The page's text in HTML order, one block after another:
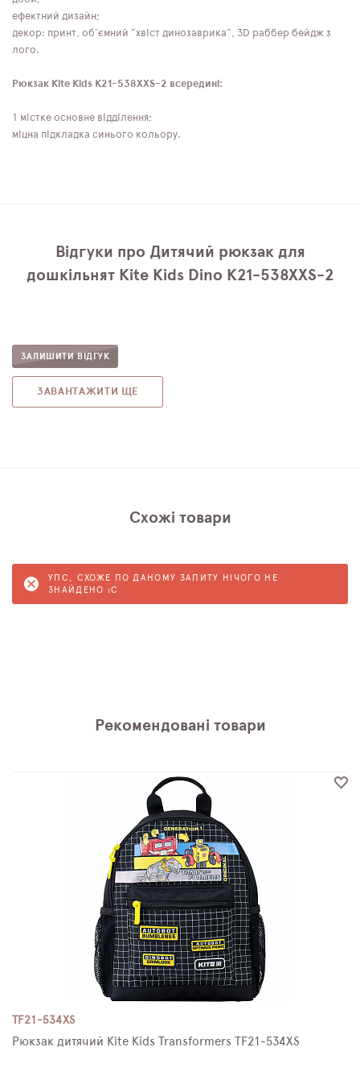
ефектний дизайн;
декор: принт, об'ємний "хвіст динозаврика", 3D раббер бейдж з
лого.
Рюкзак Kite Kids K21-538XXS-2 всередині:
1 містке основне відділення;
міцна підкладка синього кольору.
Відгуки про Дитячий рюкзак для
дошкільнят Kite Kids Dino K21-538XXS-2
ЗАЛИШИТИ ВІДГУК
ЗАВАНТАЖИТИ ЩЕ
Схожі товари
УПС, СХОЖЕ ПО ДАНОМУ ЗАПИТУ НІЧОГО НЕ
ЗНАЙДЕНО :C
Рекомендовані товари
TF21-534XS
Рюкзак дитячий Kite Kids Transformers TF21-534XS